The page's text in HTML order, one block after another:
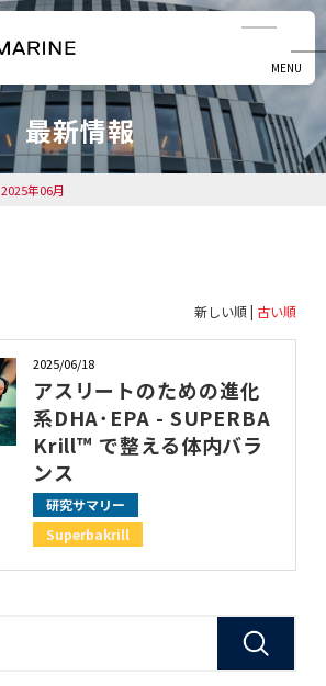
MENU
最新情報
CLOSE
2025年06月
新しい順 | 古い順
2025/06/18
アスリートのための進化
系DHA･EPA - SUPERBA
Krill™ で整える体内バラ
ンス
研究サマリー
Superbakrill